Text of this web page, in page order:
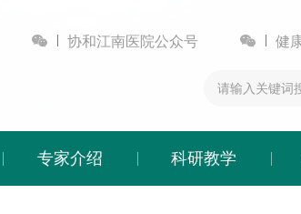
 协和江南医院公众号  健
专家介绍 科研教学